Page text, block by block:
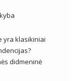
yra klasikiniai
didmeninė